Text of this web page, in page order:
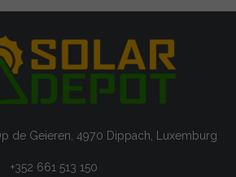
de Geieren, 4970 Dippach, Luxemburg
+352 661 513 150